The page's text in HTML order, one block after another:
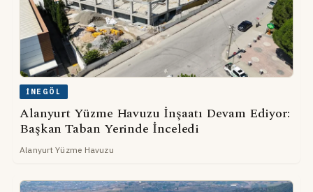
İNEGÖL
Alanyurt Yüzme Havuzu İnşaatı Devam Ediyor:
Başkan Taban Yerinde İnceledi
Alanyurt Yüzme Havuzu